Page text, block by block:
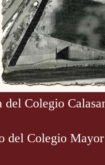
del Colegio
del Colegio Mayor